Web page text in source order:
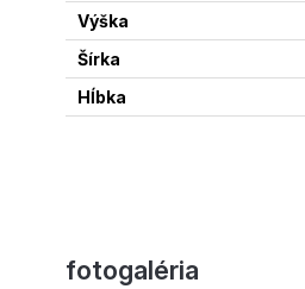
Výška
Šírka
Hĺbka
fotogaléria